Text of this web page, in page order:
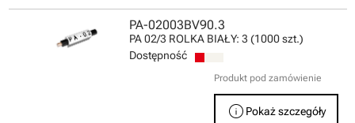
PA-02003BV90.3
PA 02/3 ROLKA BIAŁY: 3 (1000 szt.)
Dostępność
Produkt pod zamówienie
info Pokaż szczegóły